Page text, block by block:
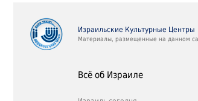
Израильские Культурные Центры
Материалы, размещенные на данном
Всё об Израиле